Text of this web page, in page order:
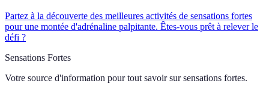
Partez à la découverte des meilleures activités de sensations fortes
pour une montée d'adrénaline palpitante. Êtes-vous prêt à relever le
défi ?
Sensations Fortes
Votre source d'information pour tout savoir sur sensations fortes.